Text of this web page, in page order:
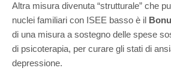
Altra misura divenuta “strutturale” che
nuclei familiari con ISEE basso è il
di una misura a sostegno delle spese
di psicoterapia, per curare gli stati di
depressione.